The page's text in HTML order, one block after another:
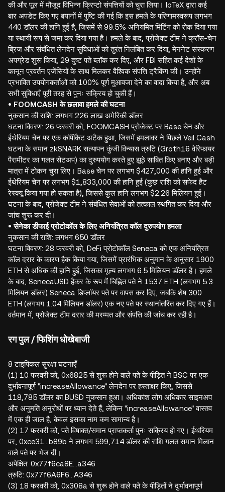
की और पूल में मौजूद विभिन्न क्रिप्टो संपत्तियों को चुरा लिया। IoTeX द्वारा कई
बार अपडेट किए गए बयानों में पुष्टि की गई कि इस हमले के परिणामस्वरूप लगभग
440 डॉलर की हानि हुई है, जिसमें से 99.5% अनियमित मिंटिंग को रोक दिया गया
या स्थायी रूप से जमा कर दिया गया है। हमले के बाद, प्रोजेक्ट टीम ने क्रॉस-चेन
ब्रिज और संबंधित लेनदेन सुविधाओं को तुरंत निलंबित कर दिया, मेननेट संस्करण
अपग्रेड शुरू किया, 29 दुष्ट पते ब्लॉक कर दिए, और FBI सहित कई देशों के
कानून प्रवर्तन एजेंसियों के साथ मिलकर वैश्विक संपत्ति ट्रैकिंग की। उन्होंने
प्रभावित उपयोगकर्ताओं को 100% पूर्ण मुआवजा देने का वादा किया है, और अब
सभी सुविधाएँ पूरी तरह से पुनः सक्रिय हो चुकी हैं।
• FOOMCASH के छलावा हमले की घटना
नुकसान की राशि: लगभग 226 लाख अमेरिकी डॉलर
घटना विवरण: 26 फरवरी को, FOOMCASH प्रोजेक्ट पर Base चेन और
ईथेरियम चेन पर एक कॉपीकैट अटैक हुआ, जिसमें हमलावर ने पिछले Veil Cash
घटना के समान zkSNARK सत्यापन कुंजी विन्यास त्रुटि (Groth16 वेरिफायर
पैरामीटर का गलत सेटअप) का दुरुपयोग करते हुए झूठे साबित किए बनाए और बड़ी
मात्रा में टोकन चुरा लिए। Base चेन पर लगभग $427,000 की हानि हुई और
ईथेरियम चेन पर लगभग $1,833,000 की हानि हुई (कुछ राशि को सफेद हैट
रेस्क्यू किया गया हो सकता है), जिससे कुल हानि लगभग $2.26 मिलियन हुई।
घटना के बाद, प्रोजेक्ट टीम ने संबंधित सेवाओं को तत्काल स्थगित कर दिया और
जांच शुरू कर दी।
• सेनेका डीफाई प्रोटोकॉल के लिए अनियंत्रित कॉल दुरुपयोग हमला
नुकसान की राशि: लगभग 650 डॉलर
घटना विवरण: 28 फरवरी को, DeFi प्रोटोकॉल Seneca को एक अनियंत्रित
कॉल दरार के कारण हैक किया गया, जिसमें प्रारंभिक अनुमान के अनुसार 1900
ETH से अधिक की हानि हुई, जिसका मूल्य लगभग 6.5 मिलियन डॉलर है। हमले
के बाद, SenecaUSD हैकर के रूप में चिह्नित पते ने 1537 ETH (लगभग 5.3
मिलियन डॉलर) Seneca डिप्लॉयर पते पर वापस कर दिए, जबकि शेष 300
ETH (लगभग 1.04 मिलियन डॉलर) एक नए पते पर स्थानांतरित कर दिए गए हैं।
वर्तमान में, प्रोजेक्ट टीम दरार की मरम्मत और संपत्ति की जांच कर रही है।
रग पुल / फिशिंग धोखेबाजी
8 टाइपिकल सुरक्षा घटनाएँ
(1) 10 फरवरी को, 0x6825 से शुरू होने वाले पते के पीड़ित ने BSC पर एक
दुर्भावनापूर्ण "increaseAllowance" लेनदेन पर हस्ताक्षर किए, जिससे
118,785 डॉलर का BUSD नुकसान हुआ। अधिकांश लोग अधिकार साइनअप
और अनुमति अनुरोधों पर ध्यान देते हैं, लेकिन "increaseAllowance" वास्तव
में एक ही जाल है, केवल इसका नाम कम सामान्य है।
(2) 17 फरवरी को, पते विषाक्त/समान प्राप्तकर्ता पुनः सक्रिय हो गए। ईथरियम
पर, 0xce31…b89b ने लगभग 599,714 डॉलर की राशि गलत समान मिलान
वाले पते पर भेज दी।
अपेक्षित: 0x77f6ca8E…a346
त्रुटि: 0x77f6A6F6…A346
(3) 18 फरवरी को, 0x308a से शुरू होने वाले पते के पीड़ितों ने दुर्भावनापूर्ण